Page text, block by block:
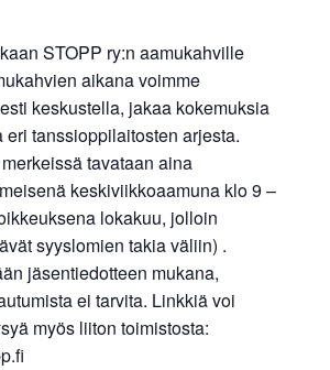
STOPP ry:n aamukahville
aikana voimme
keskustella, jakaa kokemuksia
eri tanssioppilaitosten arjesta.
tavataan aina
keskiviikkoaamuna klo 9 –
lokakuu, jolloin
syyslomien takia väliin) .
jäsentiedotteen mukana,
ei tarvita. Linkkiä voi
myös liiton toimistosta: